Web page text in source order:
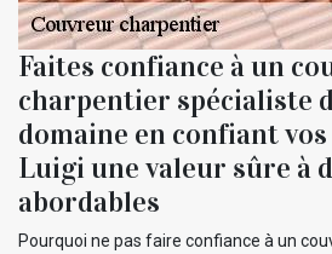
Faites confiance à un
charpentier spécialiste
domaine en confiant
Luigi une valeur sûre à
abordables
Pourquoi ne pas faire confiance à un